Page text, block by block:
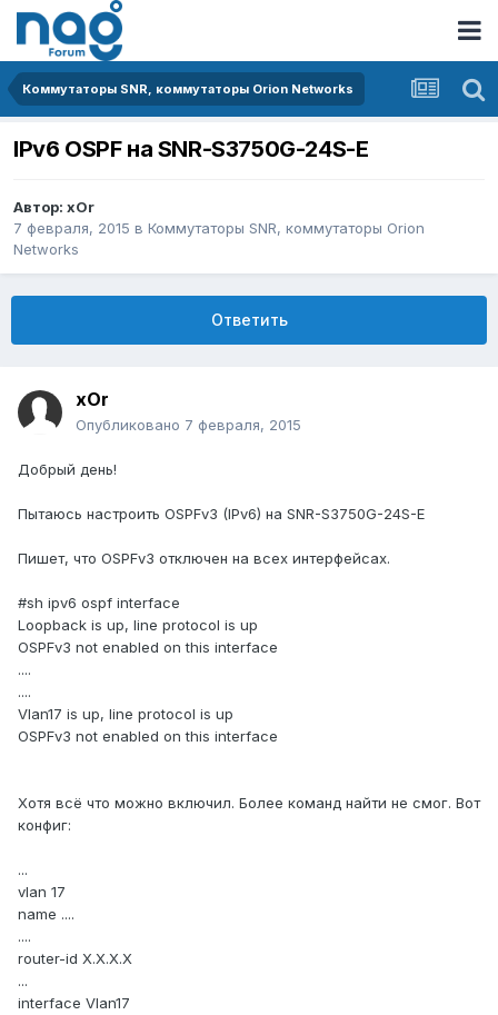
Коммутаторы SNR, коммутаторы Orion Networks
IPv6 OSPF на SNR-S3750G-24S-E
Автор: xOr
7 февраля, 2015 в Коммутаторы SNR, коммутаторы Orion
Networks
Ответить
xOr
Опубликовано 7 февраля, 2015
Добрый день!
Пытаюсь настроить OSPFv3 (IPv6) на SNR-S3750G-24S-E
Пишет, что OSPFv3 отключен на всех интерфейсах.
#sh ipv6 ospf interface
Loopback is up, line protocol is up
OSPFv3 not enabled on this interface
....
....
Vlan17 is up, line protocol is up
OSPFv3 not enabled on this interface
Хотя всё что можно включил. Более команд найти не смог. Вот
конфиг:
...
vlan 17
name ....
....
router-id X.X.X.X
...
interface Vlan17